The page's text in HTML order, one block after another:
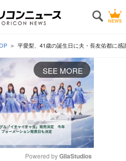
平愛梨、41歳の誕生日に夫・長友佑都に
SEE MORE
Powered by GliaStudios